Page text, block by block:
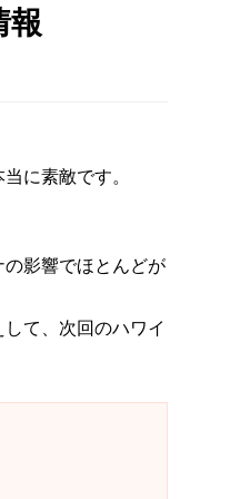
報
に素敵です。
影響でほとんどが
て、次回のハワイ